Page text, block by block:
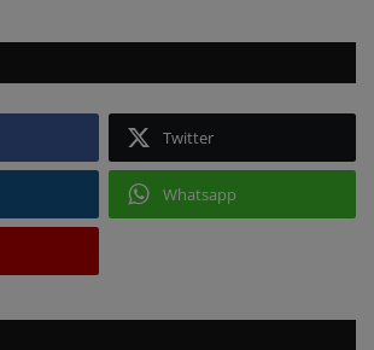
Twitter
Whatsapp